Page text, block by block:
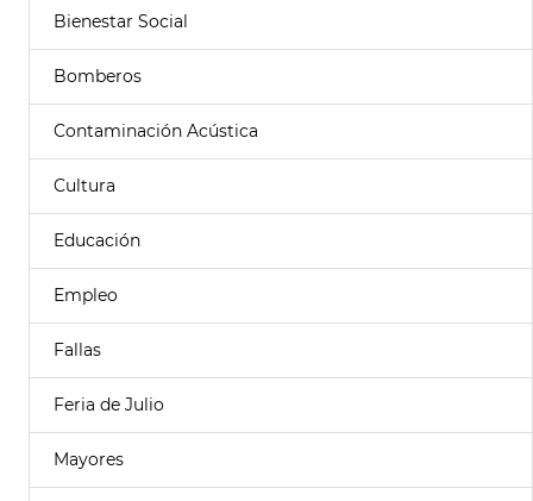
Bienestar Social
Bomberos
Contaminación Acústica
Cultura
Educación
Empleo
Fallas
Feria de Julio
Mayores